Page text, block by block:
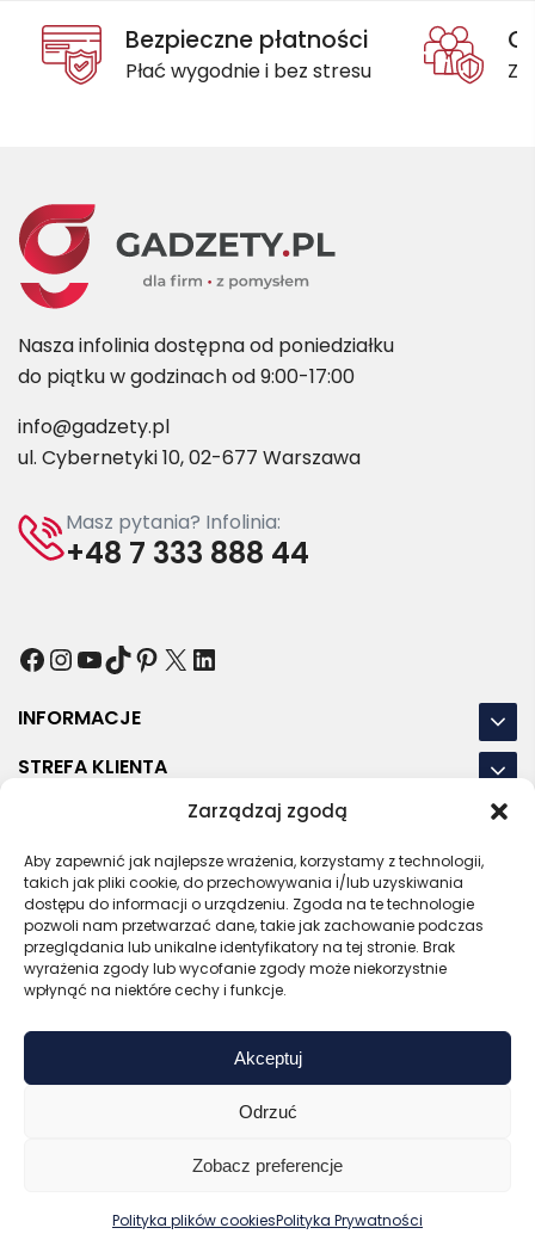
Zarządzaj zgodą
Aby zapewnić jak najlepsze wrażenia, korzystamy z technologii,
takich jak pliki cookie, do przechowywania i/lub uzyskiwania
dostępu do informacji o urządzeniu. Zgoda na te technologie
pozwoli nam przetwarzać dane, takie jak zachowanie podczas
przeglądania lub unikalne identyfikatory na tej stronie. Brak
wyrażenia zgody lub wycofanie zgody może niekorzystnie
wpłynąć na niektóre cechy i funkcje.
Akceptuj
Odrzuć
Zobacz preferencje
Polityka plików cookiesPolityka Prywatności
Bezpieczne płatności
Płać wygodnie i bez stresu
Nasza infolinia dostępna od poniedziałku
do piątku w godzinach od 9:00-17:00
info@gadzety.pl
ul. Cybernetyki 10, 02-677 Warszawa
Masz pytania? Infolinia:
+48 7 333 888 44
Facebook
Instagram
YouTube
TikTok
Pinterest
X LinkedIn
INFORMACJE
STREFA KLIENTA
NASZE LOKALIZACJE
OSTATNIE POSTY
RODOREGULAMINPOLITYKA PRYWATNOŚCI
Certyfikat SSL
Zaufany sprzedawca
Sprawdź opinie
Kup bez nadruku
Wyceń z logo
Zaloguj Start